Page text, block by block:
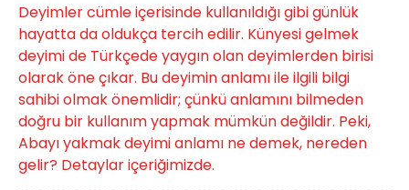
Deyimler cümle içerisinde kullanıldığı gibi günlük
hayatta da oldukça tercih edilir. Künyesi gelmek
deyimi de Türkçede yaygın olan deyimlerden birisi
olarak öne çıkar. Bu deyimin anlamı ile ilgili bilgi
sahibi olmak önemlidir; çünkü anlamını bilmeden
doğru bir kullanım yapmak mümkün değildir. Peki,
Abayı yakmak deyimi anlamı ne demek, nereden
gelir? Detaylar içeriğimizde.